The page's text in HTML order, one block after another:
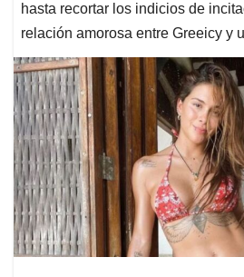
hasta recortar los indicios de
relación amorosa entre Greeicy y